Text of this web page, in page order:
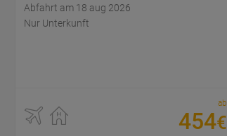
Abfahrt am 18 aug 2026
Nur Unterkunft
ab
454€